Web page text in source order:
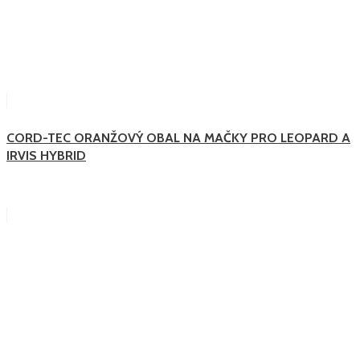
CORD-TEC ORANŽOVÝ OBAL NA MAČKY PRO LEOPARD A
IRVIS HYBRID